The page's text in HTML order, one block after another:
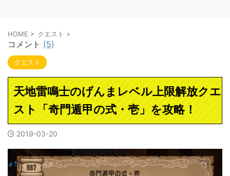
HOME > クエスト >
コメント (5)
クエスト
天地雷鳴士のげんまレベル上限解放クエ
スト「奇門遁甲の式・壱」を攻略！
2019-03-20